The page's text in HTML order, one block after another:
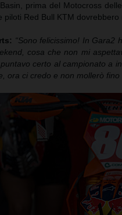
prima del Motocross
piloti Red Bull KTM
“Sono felicissimo! In Gara2
cosa che non mi
certo al campionato a
ora ci credo e non mollerò fino